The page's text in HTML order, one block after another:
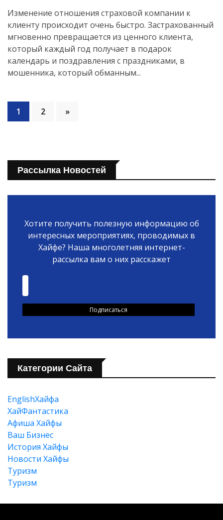
Изменение отношения страховой компании к
клиенту происходит очень быстро. Застрахованный
мгновенно превращается из ценного клиента,
который каждый год получает в подарок
календарь и поздравления с праздниками, в
мошенника, который обманным...
1 2 »
Рассылка Новостей
Хотите получить полезную информацию об
интересных мероприятиях, проводимых в
Хайфе? Наша многолетняя интернет-
рассылка вам о них расскажет
Категории Сайта
EnglishХайфа
XайФантастика
Афиша Хайфы
Ваш Бизнес
История Хайфы
Новости Хайфы
Туризм
Туризм